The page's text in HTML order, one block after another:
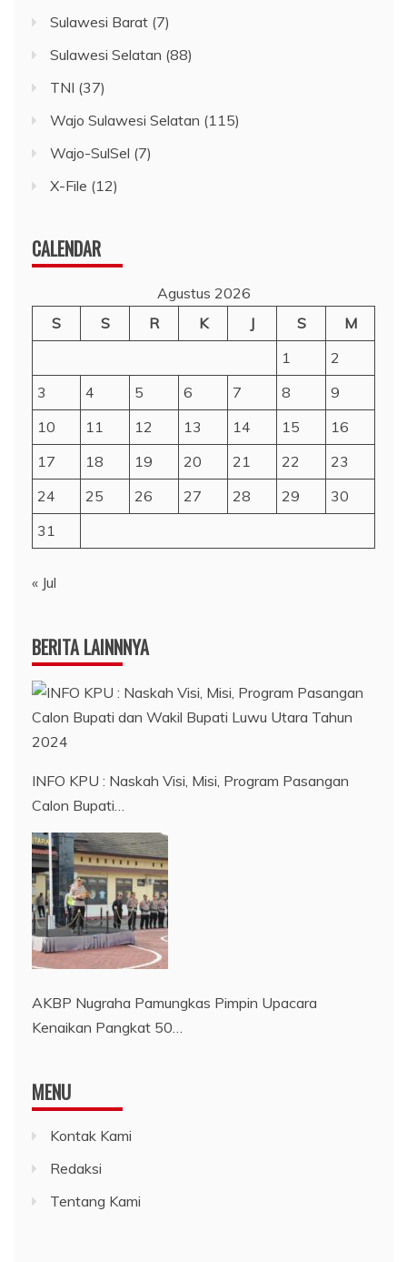
Sulawesi Barat (7)
Sulawesi Selatan (88)
TNI (37)
Wajo Sulawesi Selatan (115)
Wajo-SulSel (7)
X-File (12)
CALENDAR
Agustus 2026
S
S R K J S
M
1
2
3
4 5 6 7 8
9
10
11 12 13 14 15
16
17
18 19 20 21 22
23
24
25 26 27 28 29
30
31
« Jul
BERITA LAINNNYA
INFO KPU : Naskah Visi, Misi, Program Pasangan
Calon Bupati…
AKBP Nugraha Pamungkas Pimpin Upacara
Kenaikan Pangkat 50…
MENU
Kontak Kami
Redaksi
Tentang Kami